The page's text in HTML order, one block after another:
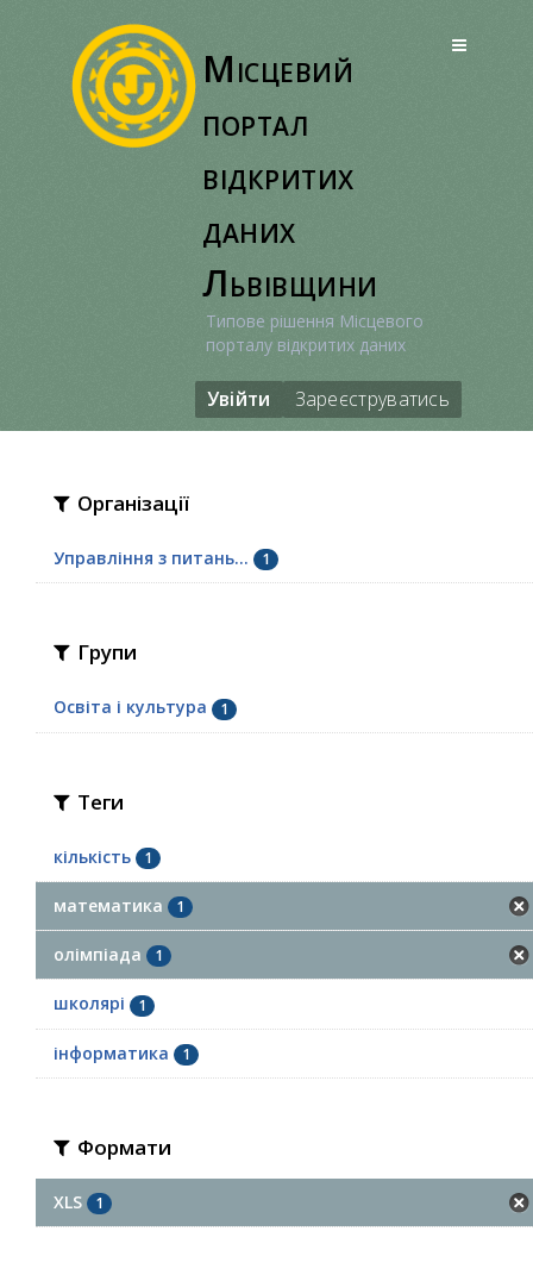
Місцевий
портал
відкритих
даних
Львівщини
Типове рішення Місцевого
порталу відкритих даних
Увійти Зареєструватись
Організації
Управління з питань... 1
Групи
Освіта і культура 1
Теги
кількість 1
математика 1
олімпіада 1
школярі 1
інформатика 1
Формати
XLS 1